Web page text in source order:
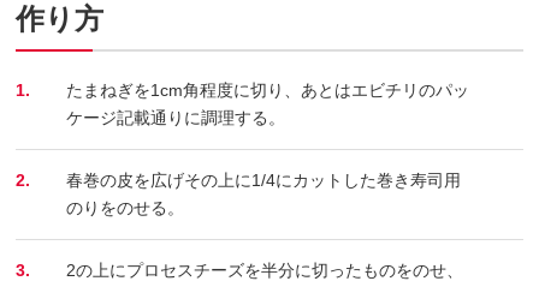
作り方
1.
たまねぎを1cm角程度に切り、あとはエビチリのパッ
ケージ記載通りに調理する。
2.
春巻の皮を広げその上に1/4にカットした巻き寿司用
のりをのせる。
3.
2の上にプロセスチーズを半分に切ったものをのせ、